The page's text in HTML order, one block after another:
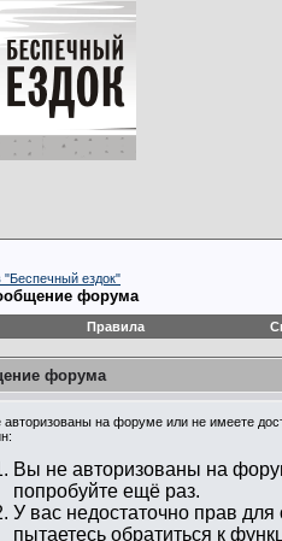
ездок"
форума
Правила
форума
на форуме или не имеете
Вы не авторизованы на
попробуйте ещё раз.
У вас недостаточно прав
пытаетесь обратиться к